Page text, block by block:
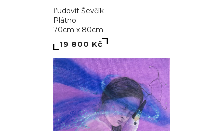
Ľudovít Ševčík
Plátno
70cm x 80cm
19 800 Kč